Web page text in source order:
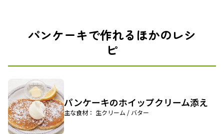
パンケーキで作れるほかのレシ
ピ
パンケーキのホイップクリーム添え
主な食材： 生クリーム / バター